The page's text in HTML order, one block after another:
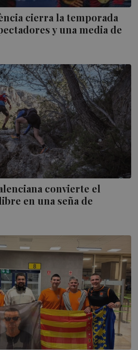
cierra la temporada
y una media de
convierte el
en una seña de